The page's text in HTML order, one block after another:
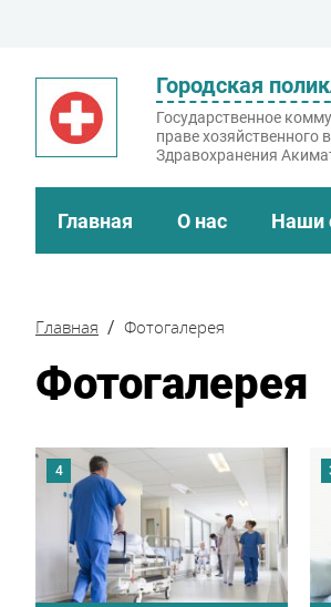
• Современная школа-лицей – это
Городская
Государственное
праве хозяйственного
Здравохранения
Главная О нас Наши
Главная Фотогалерея
Фотогалерея
4